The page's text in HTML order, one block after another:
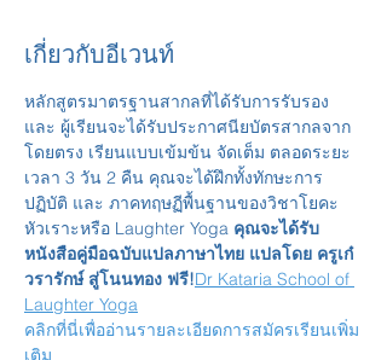
เกี่ยวกับอีเวนท์
หลักสูตรมาตรฐานสากลที่ได้รับการรับรอง
และ ผู้เรียนจะได้รับประกาศนียบัตรสากลจาก
โดยตรง เรียนแบบเข้มข้น จัดเต็ม ตลอดระยะ
เวลา 3 วัน 2 คืน คุณจะได้ฝึกทั้งทักษะการ
ปฏิบัติ และ ภาคทฤษฏีพื้นฐานของวิชาโยคะ
หัวเราะหรือ Laughter Yoga คุณจะได้รับ
หนังสือคู่มือฉบับแปลภาษาไทย แปลโดย ครูเก๋
วรารักษ์ สู่โนนทอง ฟรี!Dr Kataria School of
Laughter Yoga
คลิกที่นี่เพื่ออ่านรายละเอียดการสมัครเรียนเพิ่ม
เติม